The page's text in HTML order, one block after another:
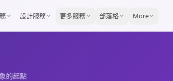
設計服務 更多服務 部落格 More
的起點